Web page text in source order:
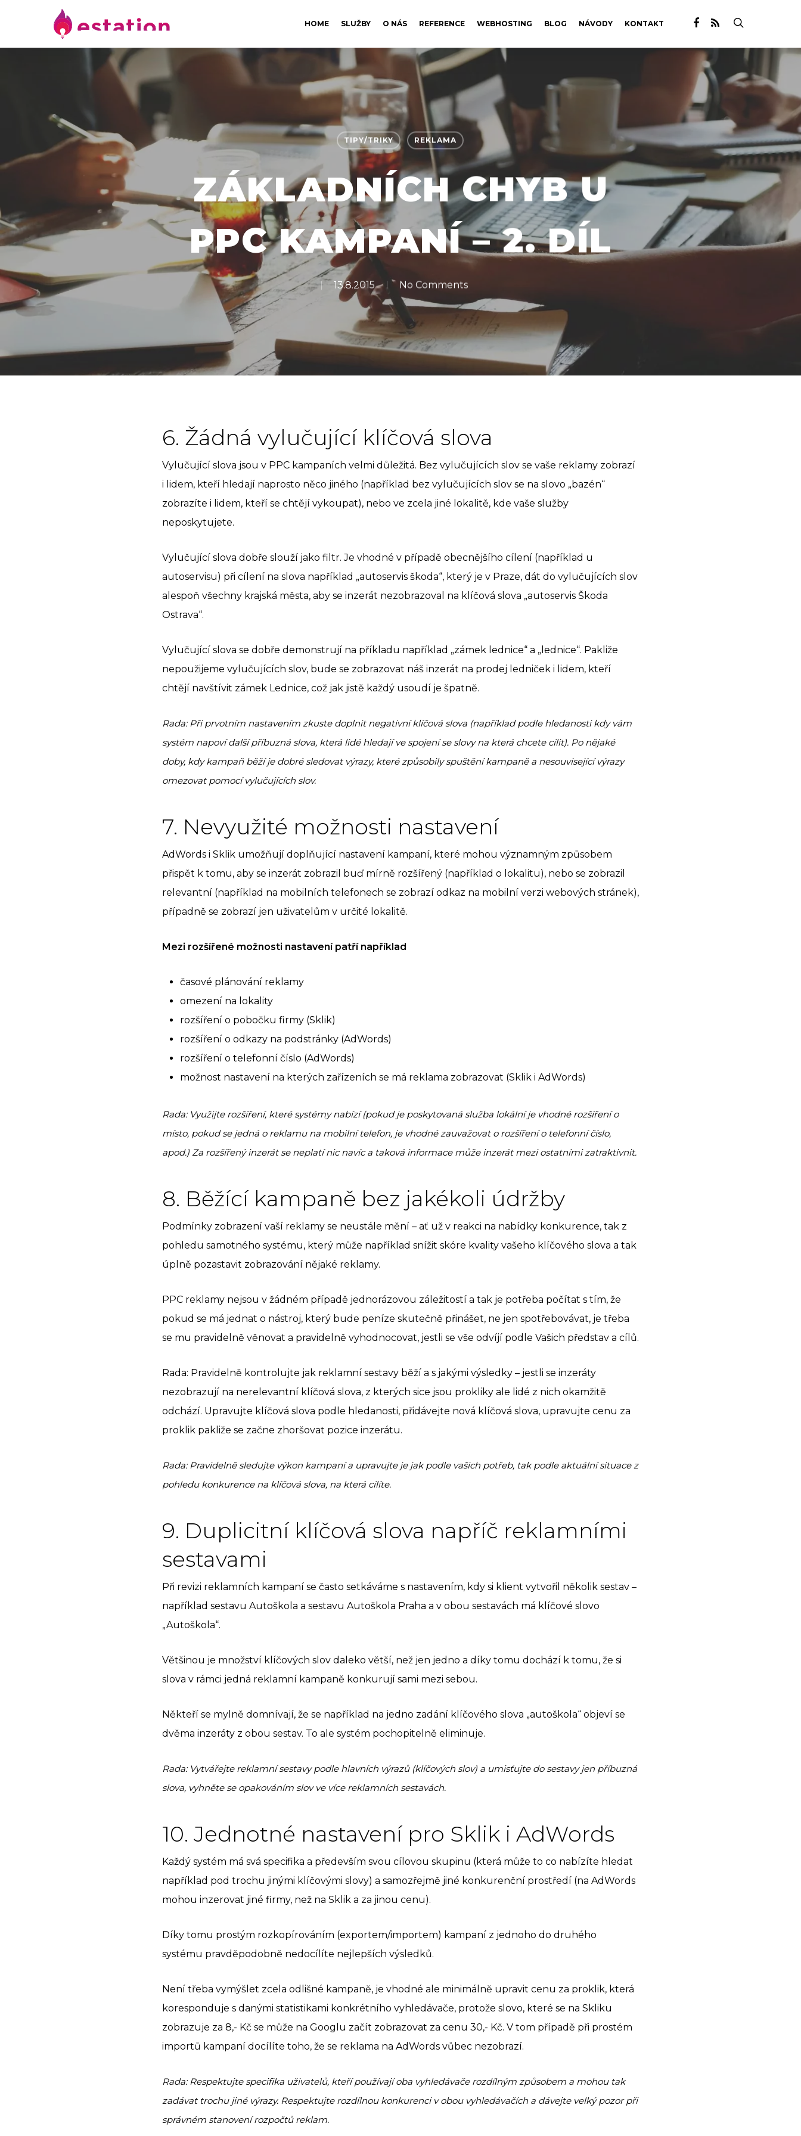
HOME SLUŽBY O NÁS REFERENCE WEBHOSTING BLOG NÁVODY KONTAKT
TIPY/TRIKY REKLAMA
ZÁKLADNÍCH CHYB U
PPC KAMPANÍ – 2. DÍL
13.8.2015 No Comments
6. Žádná vylučující klíčová slova
Vylučující slova jsou v PPC kampaních velmi důležitá. Bez vylučujících slov se vaše reklamy zobrazí
i lidem, kteří hledají naprosto něco jiného (například bez vylučujících slov se na slovo „bazén“
zobrazíte i lidem, kteří se chtějí vykoupat), nebo ve zcela jiné lokalitě, kde vaše služby
neposkytujete.
Vylučující slova dobře slouží jako filtr. Je vhodné v případě obecnějšího cílení (například u
autoservisu) při cílení na slova například „autoservis škoda“, který je v Praze, dát do vylučujících slov
alespoň všechny krajská města, aby se inzerát nezobrazoval na klíčová slova „autoservis Škoda
Ostrava“.
Vylučující slova se dobře demonstrují na příkladu například „zámek lednice“ a „lednice“. Pakliže
nepoužijeme vylučujících slov, bude se zobrazovat náš inzerát na prodej ledniček i lidem, kteří
chtějí navštívit zámek Lednice, což jak jistě každý usoudí je špatně.
Rada: Při prvotním nastavením zkuste doplnit negativní klíčová slova (například podle hledanosti kdy vám
systém napoví další příbuzná slova, která lidé hledají ve spojení se slovy na která chcete cílit). Po nějaké
doby, kdy kampaň běží je dobré sledovat výrazy, které způsobily spuštění kampaně a nesouvisející výrazy
omezovat pomocí vylučujících slov.
7. Nevyužité možnosti nastavení
AdWords i Sklik umožňují doplňující nastavení kampaní, které mohou významným způsobem
přispět k tomu, aby se inzerát zobrazil buď mírně rozšířený (například o lokalitu), nebo se zobrazil
relevantní (například na mobilních telefonech se zobrazí odkaz na mobilní verzi webových stránek),
případně se zobrazí jen uživatelům v určité lokalitě.
Mezi rozšířené možnosti nastavení patří například
časové plánování reklamy
omezení na lokality
rozšíření o pobočku firmy (Sklik)
rozšíření o odkazy na podstránky (AdWords)
rozšíření o telefonní číslo (AdWords)
možnost nastavení na kterých zařízeních se má reklama zobrazovat (Sklik i AdWords)
Rada: Využijte rozšíření, které systémy nabízí (pokud je poskytovaná služba lokální je vhodné rozšíření o
místo, pokud se jedná o reklamu na mobilní telefon, je vhodné zauvažovat o rozšíření o telefonní číslo,
apod.) Za rozšířený inzerát se neplatí nic navíc a taková informace může inzerát mezi ostatními zatraktivnit.
8. Běžící kampaně bez jakékoli údržby
Podmínky zobrazení vaší reklamy se neustále mění – ať už v reakci na nabídky konkurence, tak z
pohledu samotného systému, který může například snížit skóre kvality vašeho klíčového slova a tak
úplně pozastavit zobrazování nějaké reklamy.
PPC reklamy nejsou v žádném případě jednorázovou záležitostí a tak je potřeba počítat s tím, že
pokud se má jednat o nástroj, který bude peníze skutečně přinášet, ne jen spotřebovávat, je třeba
se mu pravidelně věnovat a pravidelně vyhodnocovat, jestli se vše odvíjí podle Vašich představ a cílů.
Rada: Pravidelně kontrolujte jak reklamní sestavy běží a s jakými výsledky – jestli se inzeráty
nezobrazují na nerelevantní klíčová slova, z kterých sice jsou prokliky ale lidé z nich okamžitě
odchází. Upravujte klíčová slova podle hledanosti, přidávejte nová klíčová slova, upravujte cenu za
proklik pakliže se začne zhoršovat pozice inzerátu.
Rada: Pravidelně sledujte výkon kampaní a upravujte je jak podle vašich potřeb, tak podle aktuální situace z
pohledu konkurence na klíčová slova, na která cílíte.
9. Duplicitní klíčová slova napříč reklamními
sestavami
Při revizi reklamních kampaní se často setkáváme s nastavením, kdy si klient vytvořil několik sestav –
například sestavu Autoškola a sestavu Autoškola Praha a v obou sestavách má klíčové slovo
„Autoškola“.
Většinou je množství klíčových slov daleko větší, než jen jedno a díky tomu dochází k tomu, že si
slova v rámci jedná reklamní kampaně konkurují sami mezi sebou.
Někteří se mylně domnívají, že se například na jedno zadání klíčového slova „autoškola“ objeví se
dvěma inzeráty z obou sestav. To ale systém pochopitelně eliminuje.
Rada: Vytvářejte reklamní sestavy podle hlavních výrazů (klíčových slov) a umisťujte do sestavy jen příbuzná
slova, vyhněte se opakováním slov ve více reklamních sestavách.
10. Jednotné nastavení pro Sklik i AdWords
Každý systém má svá specifika a především svou cílovou skupinu (která může to co nabízíte hledat
například pod trochu jinými klíčovými slovy) a samozřejmě jiné konkurenční prostředí (na AdWords
mohou inzerovat jiné firmy, než na Sklik a za jinou cenu).
Díky tomu prostým rozkopírováním (exportem/importem) kampaní z jednoho do druhého
systému pravděpodobně nedocílíte nejlepších výsledků.
Není třeba vymýšlet zcela odlišné kampaně, je vhodné ale minimálně upravit cenu za proklik, která
koresponduje s danými statistikami konkrétního vyhledávače, protože slovo, které se na Skliku
zobrazuje za 8,- Kč se může na Googlu začít zobrazovat za cenu 30,- Kč. V tom případě při prostém
importů kampaní docílíte toho, že se reklama na AdWords vůbec nezobrazí.
Rada: Respektujte specifika uživatelů, kteří používají oba vyhledávače rozdílným způsobem a mohou tak
zadávat trochu jiné výrazy. Respektujte rozdílnou konkurenci v obou vyhledávačích a dávejte velký pozor při
správném stanovení rozpočtů reklam.